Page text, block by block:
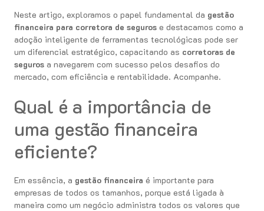
Neste artigo, exploramos o papel fundamental da gestão
financeira para corretora de seguros e destacamos como a
adoção inteligente de ferramentas tecnológicas pode ser
um diferencial estratégico, capacitando as corretoras de
seguros a navegarem com sucesso pelos desafios do
mercado, com eficiência e rentabilidade. Acompanhe.
Qual é a importância de
uma gestão financeira
eficiente?
Em essência, a gestão financeira é importante para
empresas de todos os tamanhos, porque está ligada à
maneira como um negócio administra todos os valores que